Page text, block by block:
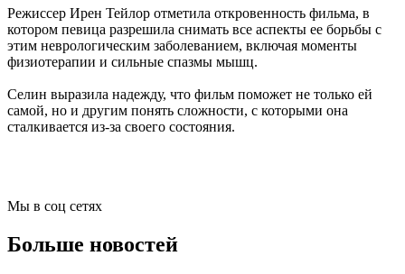
Режиссер Ирен Тейлор отметила откровенность фильма, в
котором певица разрешила снимать все аспекты ее борьбы с
этим неврологическим заболеванием, включая моменты
физиотерапии и сильные спазмы мышц.
Селин выразила надежду, что фильм поможет не только ей
самой, но и другим понять сложности, с которыми она
сталкивается из-за своего состояния.
Мы в соц сетях
Больше новостей